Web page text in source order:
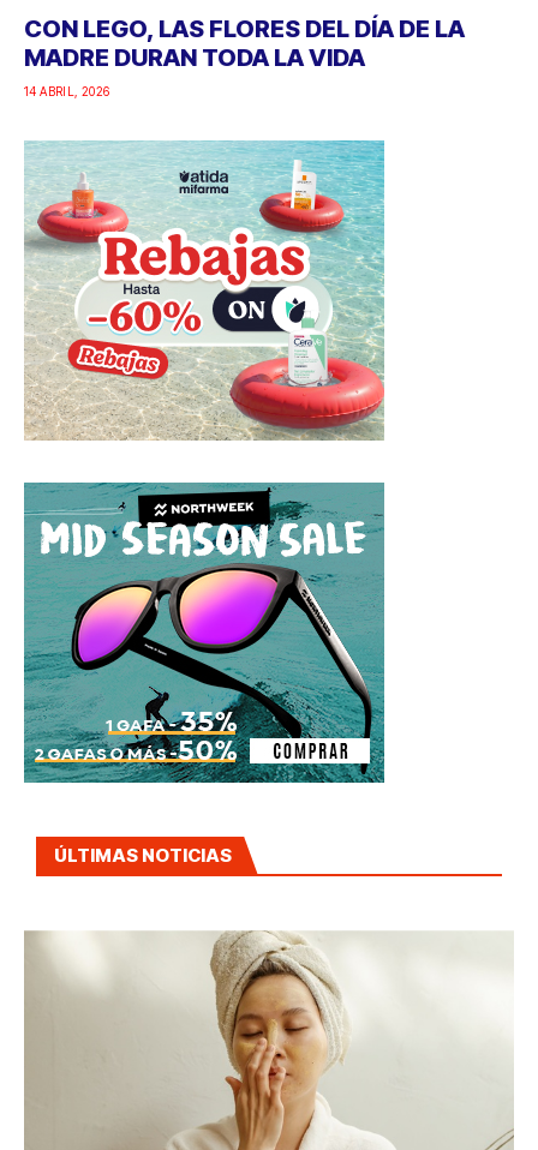
CON LEGO, LAS FLORES DEL DÍA DE LA
MADRE DURAN TODA LA VIDA
14 ABRIL, 2026
ÚLTIMAS NOTICIAS